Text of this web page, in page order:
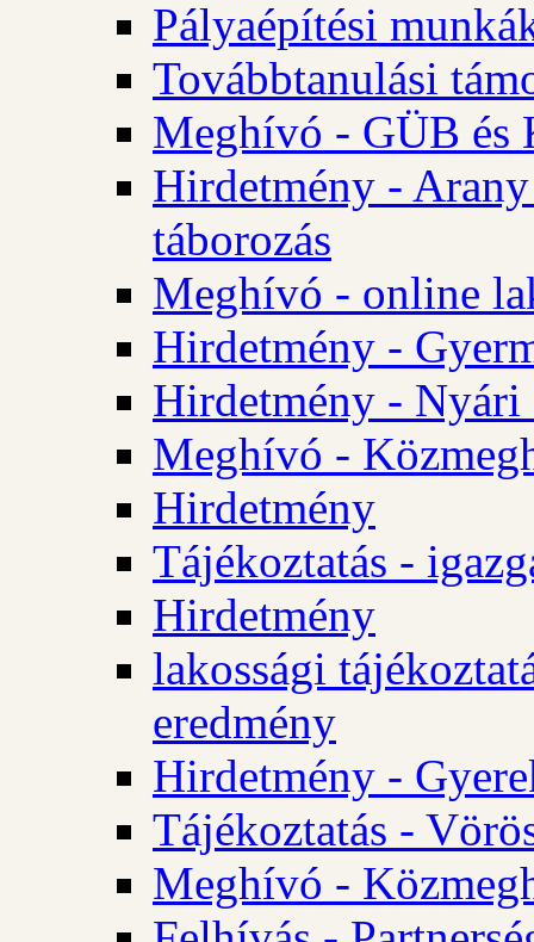
Pályaépítési
Továbbtanulási
Meghívó - GÜB és
Hirdetmény - Arany
táborozás
Meghívó - online
Hirdetmény -
Hirdetmény - Nyári
Meghívó -
Hirdetmény
Tájékoztatás -
Hirdetmény
lakossági
eredmény
Hirdetmény -
Tájékoztatás -
Meghívó -